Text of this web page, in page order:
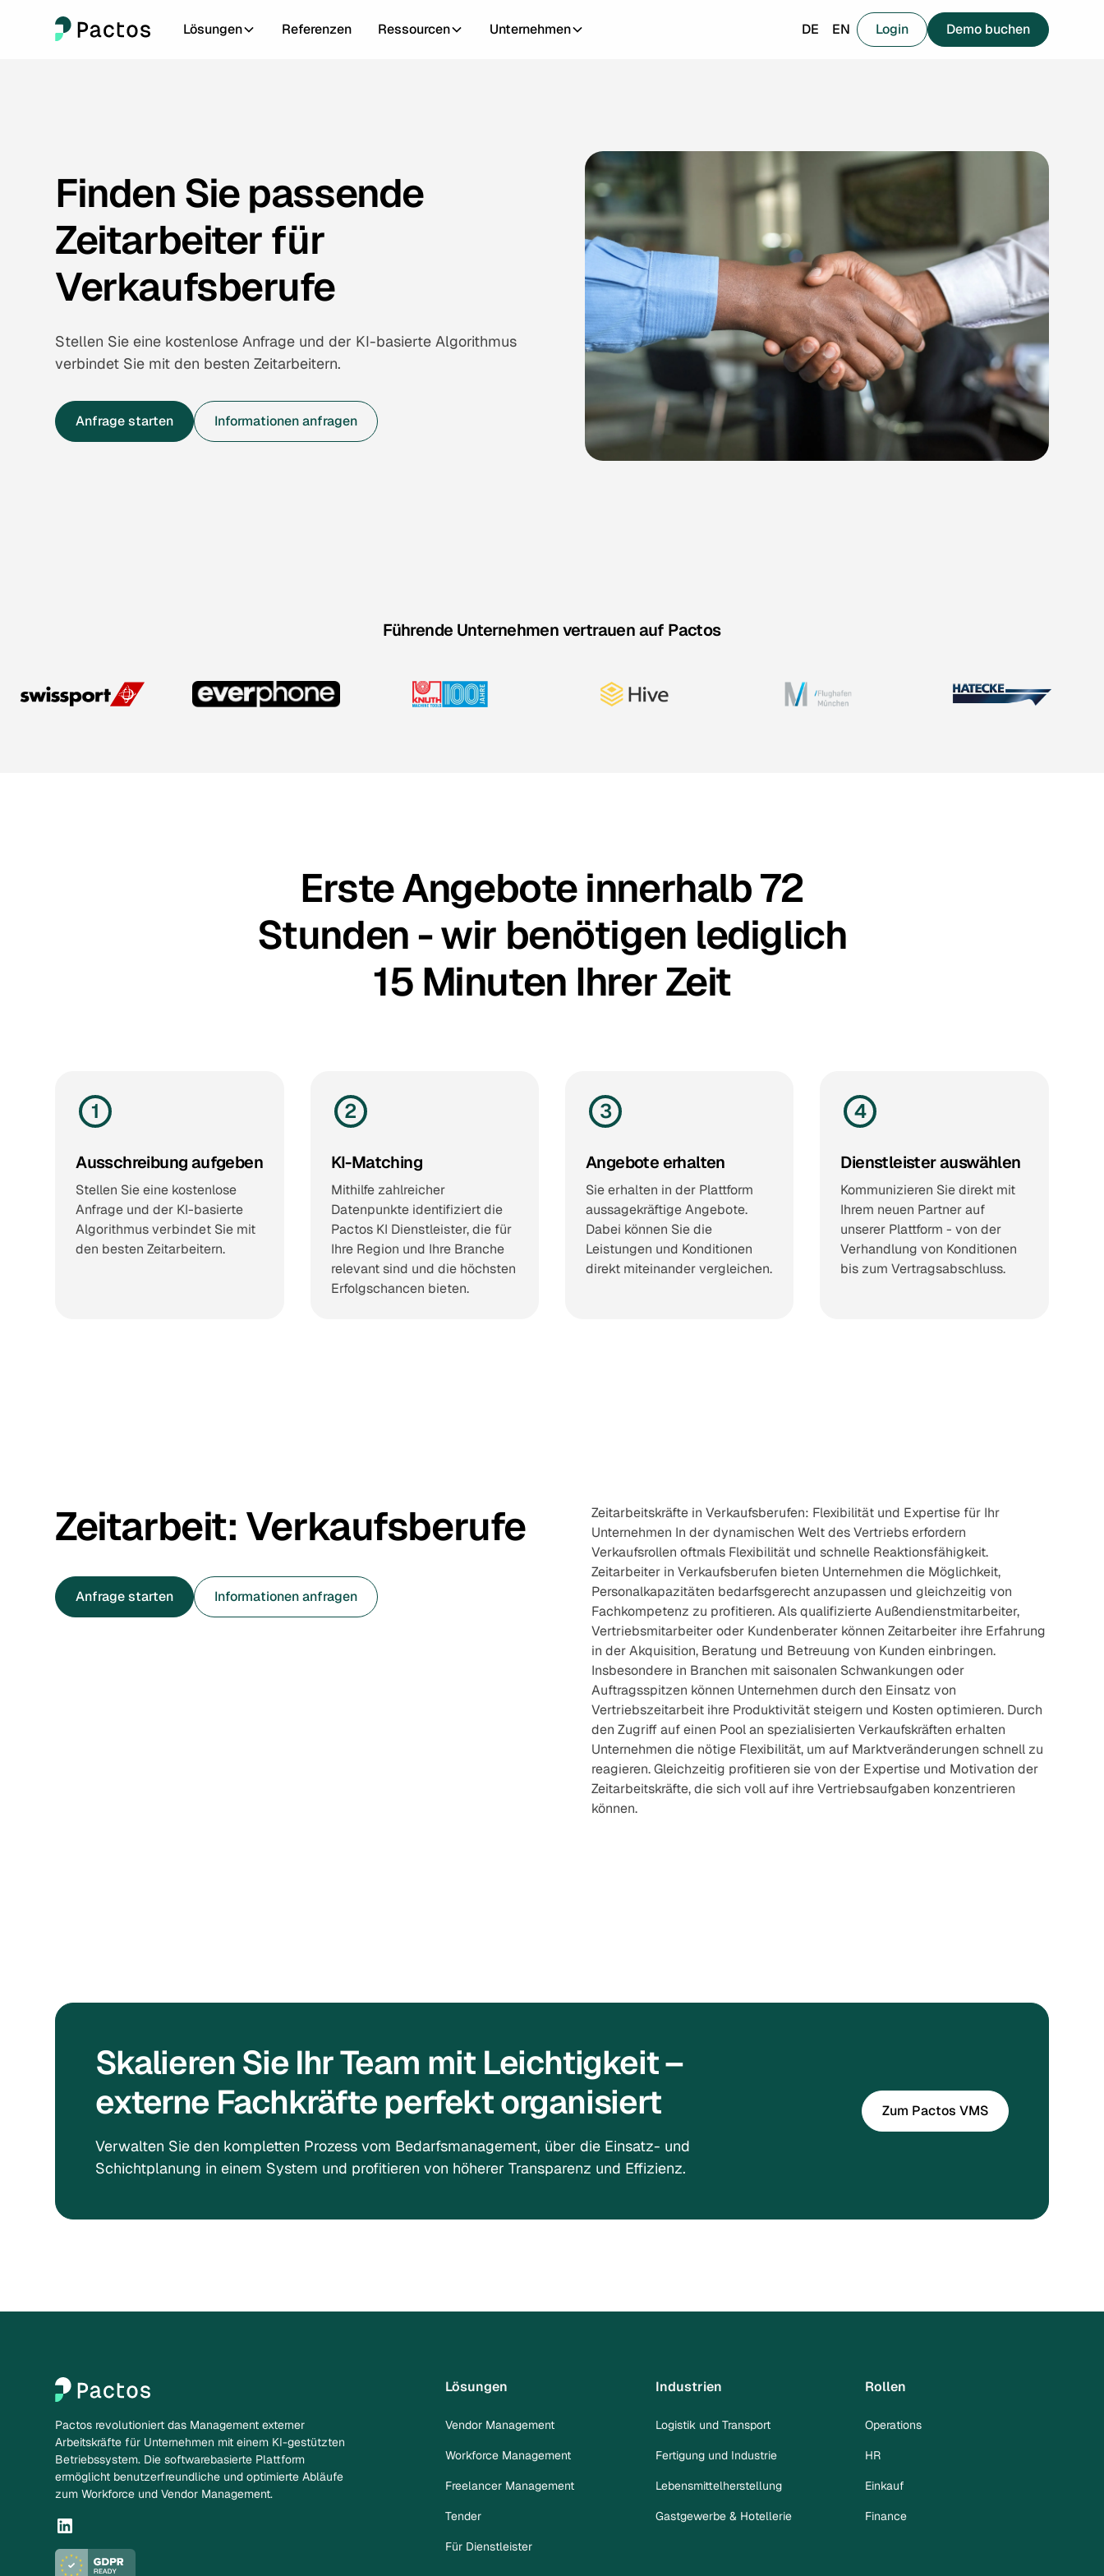
Lösungen Referenzen Ressourcen Unternehmen DE EN Login Demo buchen
Finden Sie passende
Zeitarbeiter für
Verkaufsberufe
Stellen Sie eine kostenlose Anfrage und der KI-basierte Algorithmus
verbindet Sie mit den besten Zeitarbeitern.
Anfrage starten Informationen anfragen
Führende Unternehmen vertrauen auf Pactos
Erste Angebote innerhalb 72
Stunden - wir benötigen lediglich
15 Minuten Ihrer Zeit
1
Ausschreibung aufgeben
Stellen Sie eine kostenlose
Anfrage und der KI-basierte
Algorithmus verbindet Sie mit
den besten Zeitarbeitern.
2
KI-Matching
Mithilfe zahlreicher
Datenpunkte identifiziert die
Pactos KI Dienstleister, die für
Ihre Region und Ihre Branche
relevant sind und die höchsten
Erfolgschancen bieten.
3
Angebote erhalten
Sie erhalten in der Plattform
aussagekräftige Angebote.
Dabei können Sie die
Leistungen und Konditionen
direkt miteinander vergleichen.
4
Dienstleister auswählen
Kommunizieren Sie direkt mit
Ihrem neuen Partner auf
unserer Plattform - von der
Verhandlung von Konditionen
bis zum Vertragsabschluss.
Zeitarbeit: Verkaufsberufe
Anfrage starten Informationen anfragen
Zeitarbeitskräfte in Verkaufsberufen: Flexibilität und Expertise für Ihr
Unternehmen In der dynamischen Welt des Vertriebs erfordern
Verkaufsrollen oftmals Flexibilität und schnelle Reaktionsfähigkeit.
Zeitarbeiter in Verkaufsberufen bieten Unternehmen die Möglichkeit,
Personalkapazitäten bedarfsgerecht anzupassen und gleichzeitig von
Fachkompetenz zu profitieren. Als qualifizierte Außendienstmitarbeiter,
Vertriebsmitarbeiter oder Kundenberater können Zeitarbeiter ihre Erfahrung
in der Akquisition, Beratung und Betreuung von Kunden einbringen.
Insbesondere in Branchen mit saisonalen Schwankungen oder
Auftragsspitzen können Unternehmen durch den Einsatz von
Vertriebszeitarbeit ihre Produktivität steigern und Kosten optimieren. Durch
den Zugriff auf einen Pool an spezialisierten Verkaufskräften erhalten
Unternehmen die nötige Flexibilität, um auf Marktveränderungen schnell zu
reagieren. Gleichzeitig profitieren sie von der Expertise und Motivation der
Zeitarbeitskräfte, die sich voll auf ihre Vertriebsaufgaben konzentrieren
können.
Skalieren Sie Ihr Team mit Leichtigkeit –
externe Fachkräfte perfekt organisiert
Verwalten Sie den kompletten Prozess vom Bedarfsmanagement, über die Einsatz- und
Schichtplanung in einem System und profitieren von höherer Transparenz und Effizienz.
Zum Pactos VMS
Pactos revolutioniert das Management externer
Arbeitskräfte für Unternehmen mit einem KI-gestützten
Betriebssystem. Die softwarebasierte Plattform
ermöglicht benutzerfreundliche und optimierte Abläufe
zum Workforce und Vendor Management.
Lösungen
Vendor Management
Workforce Management
Freelancer Management
Tender
Für Dienstleister
Industrien
Logistik und Transport
Fertigung und Industrie
Lebensmittelherstellung
Gastgewerbe & Hotellerie
Rollen
Operations
HR
Einkauf
Finance